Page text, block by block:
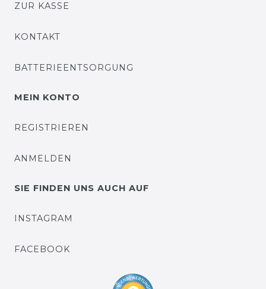
ZUR KASSE
KONTAKT
BATTERIEENTSORGUNG
MEIN KONTO
REGISTRIEREN
ANMELDEN
SIE FINDEN UNS AUCH AUF
INSTAGRAM
FACEBOOK